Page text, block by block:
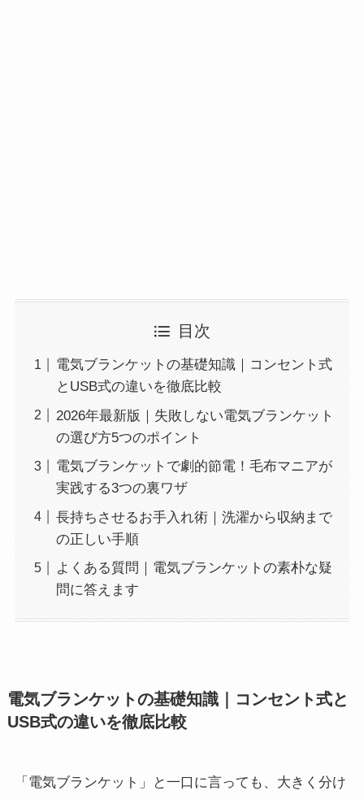
目次
電気ブランケットの基礎知識｜コンセント式
とUSB式の違いを徹底比較
2026年最新版｜失敗しない電気ブランケット
の選び方5つのポイント
電気ブランケットで劇的節電！毛布マニアが
実践する3つの裏ワザ
長持ちさせるお手入れ術｜洗濯から収納まで
の正しい手順
よくある質問｜電気ブランケットの素朴な疑
問に答えます
電気ブランケットの基礎知識｜コンセント式と
USB式の違いを徹底比較
「電気ブランケット」と一口に言っても、大きく分け